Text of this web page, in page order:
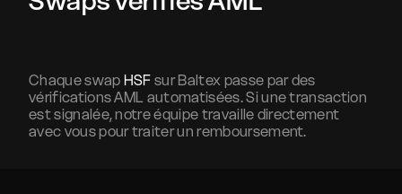
Chaque swap HSF sur Baltex passe par des
vérifications AML automatisées. Si une transaction
est signalée, notre équipe travaille directement
avec vous pour traiter un remboursement.